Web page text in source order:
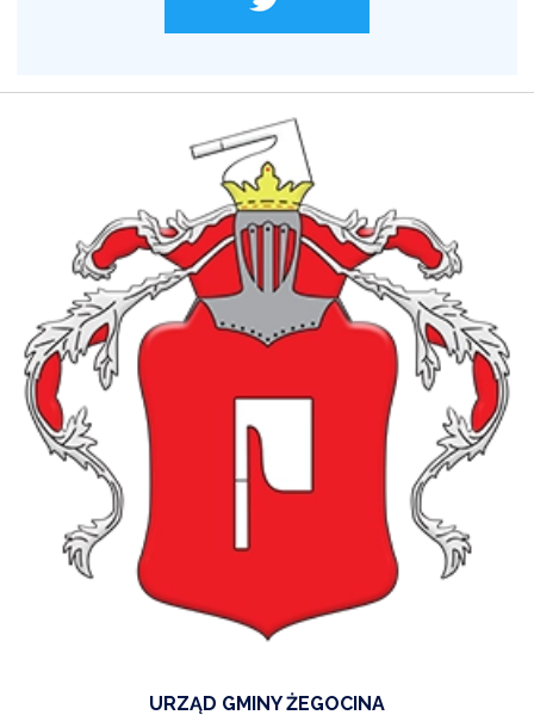
URZĄD GMINY ŻEGOCINA